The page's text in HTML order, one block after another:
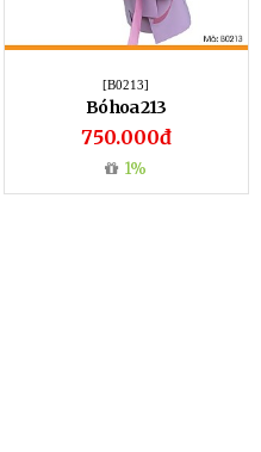
[B0213]
Bó hoa 213
750.000đ
1%